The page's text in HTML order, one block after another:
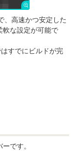
、高速かつ安定した
軟な設定が可能で
すでにビルドが完
です。